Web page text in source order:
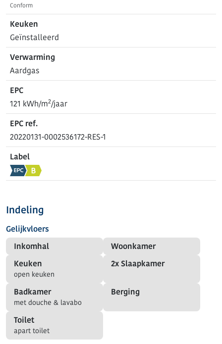
Conform
Keuken
Geïnstalleerd
Verwarming
Aardgas
EPC
121 kWh/m2/jaar
EPC ref.
20220131-0002536172-RES-1
Label
Indeling
Gelijkvloers
Inkomhal
Woonkamer
Keuken
open keuken
2x Slaapkamer
Badkamer
met douche & lavabo
Berging
Toilet
apart toilet